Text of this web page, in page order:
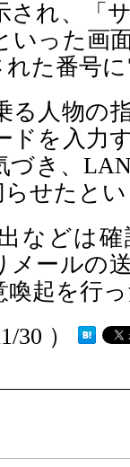
され、「
いった画
た番号
る人物の
ドを入力
づき、
せたと
などは
メールの
喚起を行
30 ）